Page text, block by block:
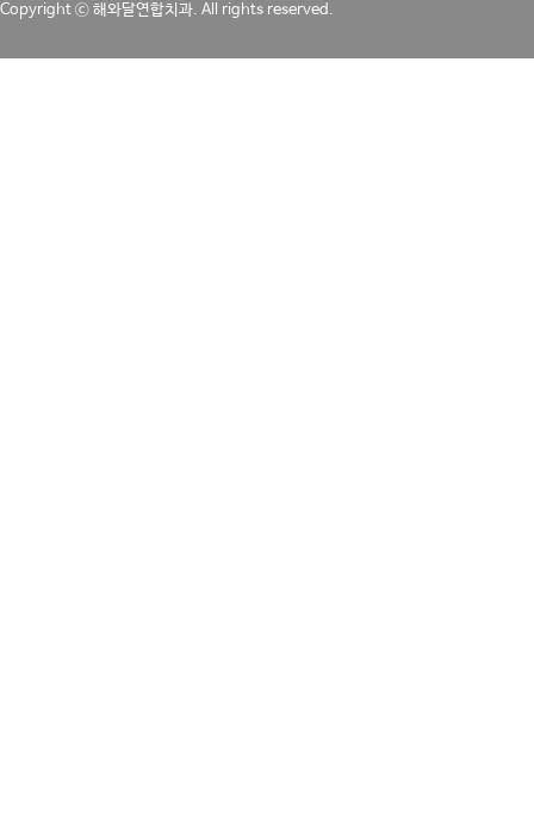
Copyright ⓒ 해와달연합치과. All rights reserved.